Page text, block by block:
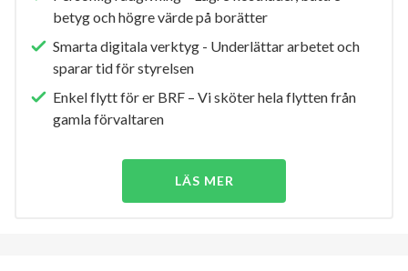
betyg och högre värde på borätter
Smarta digitala verktyg - Underlättar arbetet och
sparar tid för styrelsen
Enkel flytt för er BRF – Vi sköter hela flytten från
gamla förvaltaren
LÄS MER